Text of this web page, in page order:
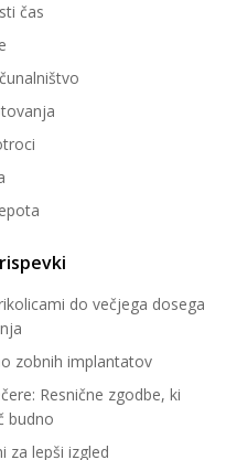
čas
do večjega dosega
zobnih implantatov
Resnične zgodbe, ki
budno
za lepši izgled